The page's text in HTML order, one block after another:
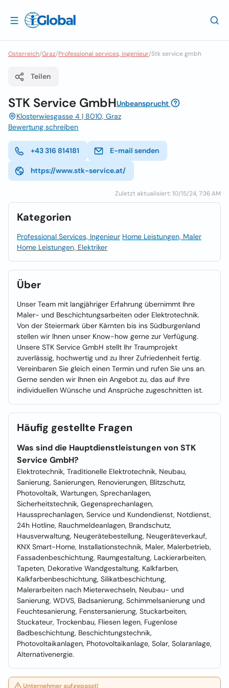
Osterreich/Graz/Professional services, ingenieur/Stk service gmbh
Teilen
STK Service GmbHUnbeansprucht
Klosterwiesgasse 4 | 8010, Graz
Bewertung schreiben
+43 316 814181 E-mail senden
https://www.stk-service.at/
Zuletzt aktualisiert: 10/15/24, 7:36 AM
Kategorien
Professional Services, Ingenieur Home Leistungen, Maler
Home Leistungen, Elektriker
Über
Unser Team mit langjähriger Erfahrung übernimmt Ihre
Maler- und Beschichtungsarbeiten oder Elektrotechnik.
Von der Steiermark über Kärnten bis ins Südburgenland
stellen wir Ihnen unser Know-how gerne zur Verfügung.
Unsere STK Service GmbH stellt Ihr Traumprojekt
zuverlässig, hochwertig und zu Ihrer Zufriedenheit fertig.
Vereinbaren Sie gleich einen Termin und rufen Sie uns an.
Gerne senden wir Ihnen ein Angebot zu, das auf Ihre
individuellen Wünsche und Ansprüche zugeschnitten ist.
Häufig gestellte Fragen
Was sind die Hauptdienstleistungen von STK
Service GmbH?
Elektrotechnik, Traditionelle Elektrotechnik, Neubau,
Sanierung, Sanierungen, Renovierungen, Blitzschutz,
Photovoltaik, Wartungen, Sprechanlagen,
Sicherheitstechnik, Gegensprechanlagen,
Haussprechanlagen, Service und Kundendienst, Notdienst,
24h Hotline, Rauchmeldeanlagen, Brandschutz,
Hausverwaltung, Neugerätebestellung, Neugeräteverkauf,
KNX Smart-Home, Installationstechnik, Maler, Malerbetrieb,
Fassadenbeschichtung, Raumgestaltung, Lackierarbeiten,
Tapeten, Dekorative Wandgestaltung, Kalkfarben,
Kalkfarbenbeschichtung, Silikatbeschichtung,
Malerarbeiten nach Mieterwechseln, Neubau- und
Sanierung, WDVS, Badsanierung, Schimmelsanierung und
Feuchtesanierung, Fenstersanierung, Stuckarbeiten,
Stuckateur, Trockenbau, Fliesen legen, Fugenlose
Badbeschichtung, Beschichtungstechnik,
Photovoltaikanlagen, Photovoltaikanlage, Solar, Solaranlage,
Alternativenergie.
Unternehmer aufgepasst!